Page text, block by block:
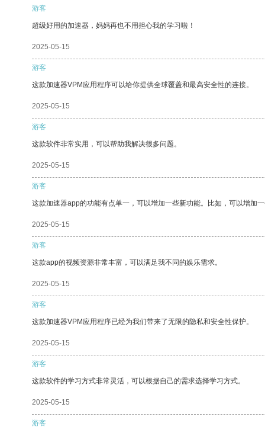
游客
超级好用的加速器，妈妈再也不用担心我的学习啦！
2025-05-15
游客
这款加速器VPM应用程序可以给你提供全球覆盖和最高安全性的连接。
2025-05-15
游客
这款软件非常实用，可以帮助我解决很多问题。
2025-05-15
游客
这款加速器app的功能有点单一，可以增加一些新功能。比如，可以增加
2025-05-15
游客
这款app的视频资源非常丰富，可以满足我不同的娱乐需求。
2025-05-15
游客
这款加速器VPM应用程序已经为我们带来了无限的隐私和安全性保护。
2025-05-15
游客
这款软件的学习方式非常灵活，可以根据自己的需求选择学习方式。
2025-05-15
游客